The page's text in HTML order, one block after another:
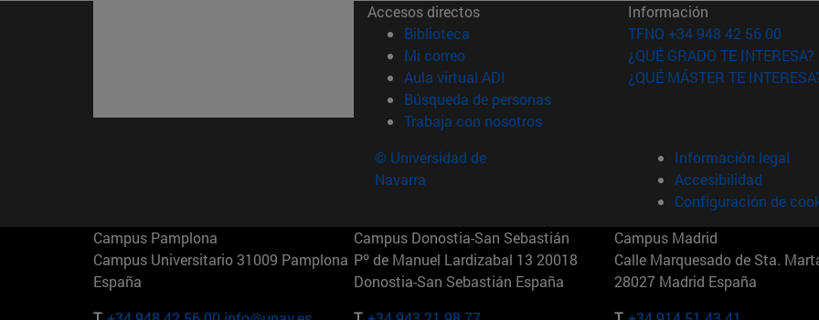
Accesos directos
Biblioteca (abre en nueva ventana)
Mi correo(abre en nueva ventana)
Aula virtual ADI (abre en nueva ventana)
Búsqueda de personas(abre en nueva ventana)
Trabaja con nosotros(abre en nueva ventana)
Información
TFNO +34 948 42 56 00
¿QUÉ GRADO TE INTERESA?
¿QUÉ MÁSTER TE
© Universidad de
Navarra
Información legal
Accesibilidad
Configuración de
Campus Pamplona
Campus Universitario 31009 Pamplona
España
Campus Donostia-San Sebastián
Pº de Manuel Lardizabal 13 20018
Donostia-San Sebastián España
Campus Madrid
Calle Marquesado de Sta.
28027 Madrid España